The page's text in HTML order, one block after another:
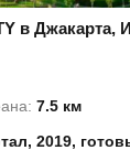
в Джакарта,
7.5 км
2019,